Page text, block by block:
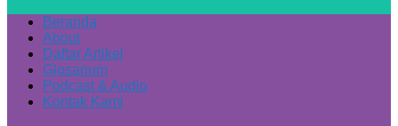
Beranda
About
Daftar Artikel
Glosarium
Podcast & Audio
Kontak Kami